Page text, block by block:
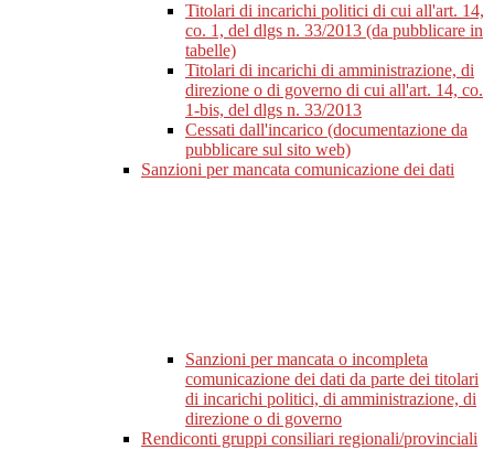
Titolari di incarichi politici di cui all'art. 14,
co. 1, del dlgs n. 33/2013 (da pubblicare in
tabelle)
Titolari di incarichi di amministrazione, di
direzione o di governo di cui all'art. 14, co.
1-bis, del dlgs n. 33/2013
Cessati dall'incarico (documentazione da
pubblicare sul sito web)
Sanzioni per mancata comunicazione dei dati
Sanzioni per mancata o incompleta
comunicazione dei dati da parte dei titolari
di incarichi politici, di amministrazione, di
direzione o di governo
Rendiconti gruppi consiliari regionali/provinciali